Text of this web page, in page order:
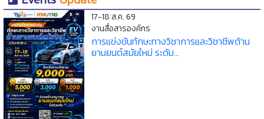
17-18 ส.ค. 69
งานสื่อสารองค์กร
การแข่งขันทักษะทางวิชาการและวิชาชีพด้าน
ยานยนต์สมัยใหม่ ระดับ...